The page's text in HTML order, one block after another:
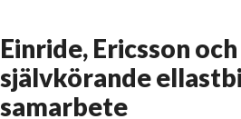
Einride, Ericsson
självkörande
samarbete